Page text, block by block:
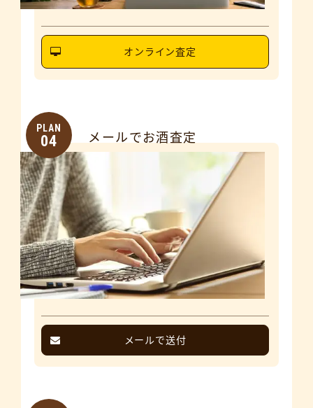
オンライン査定
PLAN
04 メールでお酒査定
メールで送付